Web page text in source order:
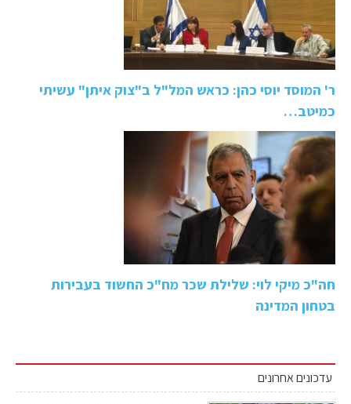
ר' המוסד יוסי כהן: כראש המל"ל ב"צוק איתן" עשיתי
כמיטב…
חה"כ מיקי לוי: שלילת שכר מח"כ החשוד בעבירות
בטחון המדינה
עדכונים אחרונים